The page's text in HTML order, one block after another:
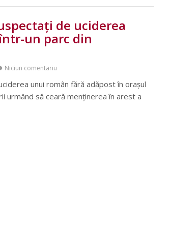
de uciderea
un parc din
Niciun comentariu
unui român fără adăpost în oraşul
urmând să ceară menţinerea în arest a